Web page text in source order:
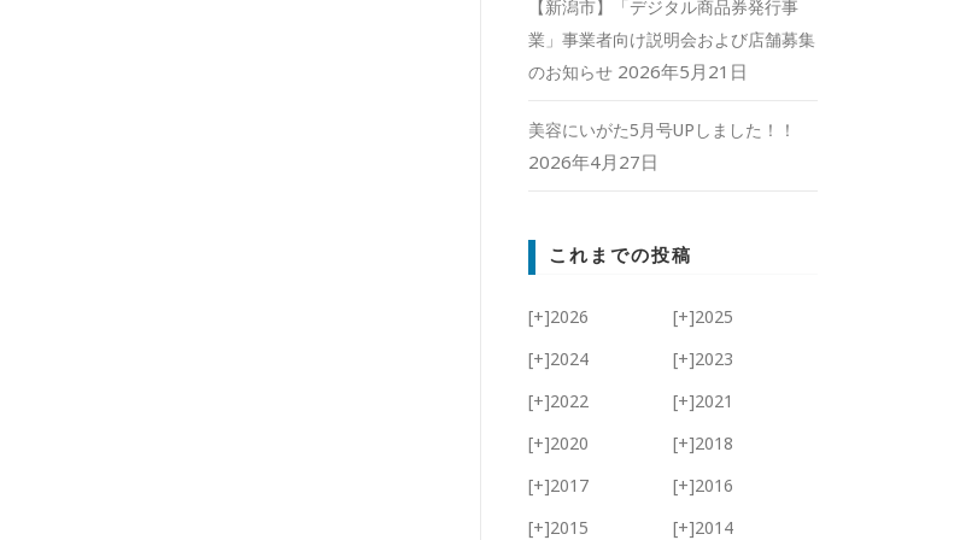
【新潟市】「デジタル商品券発行事
業」事業者向け説明会および店舗募集
のお知らせ 2026年5月21日
美容にいがた5月号UPしました！！
2026年4月27日
これまでの投稿
[+]2026 [+]2025
[+]2024 [+]2023
[+]2022 [+]2021
[+]2020 [+]2018
[+]2017 [+]2016
[+]2015 [+]2014